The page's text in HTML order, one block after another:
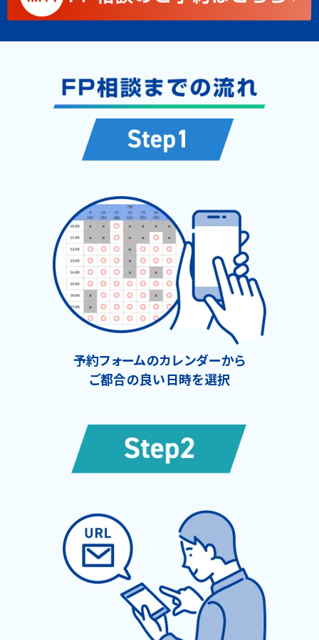
予約フォームのカレンダーから
ご都合の良い日時を選択